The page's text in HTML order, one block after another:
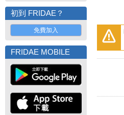
初到 FRIDAE？
免費加入
FRIDAE MOBILE